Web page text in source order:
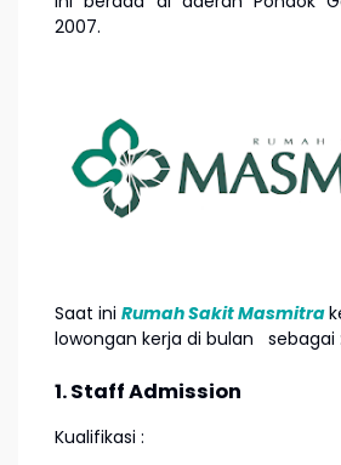
2007.
Saat ini Rumah Sakit Masmitra
lowongan kerja di bulan
sebagai :
1. Staff Admission
Kualifikasi :